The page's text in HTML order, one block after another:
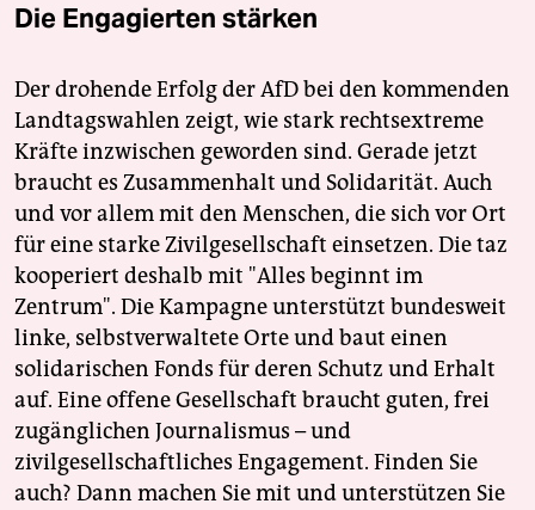
Die Engagierten stärken
Der drohende Erfolg der AfD bei den kommenden
Landtagswahlen zeigt, wie stark rechtsextreme
Kräfte inzwischen geworden sind. Gerade jetzt
braucht es Zusammenhalt und Solidarität. Auch
und vor allem mit den Menschen, die sich vor Ort
für eine starke Zivilgesellschaft einsetzen. Die taz
kooperiert deshalb mit "Alles beginnt im
Zentrum". Die Kampagne unterstützt bundesweit
linke, selbstverwaltete Orte und baut einen
solidarischen Fonds für deren Schutz und Erhalt
auf. Eine offene Gesellschaft braucht guten, frei
zugänglichen Journalismus – und
zivilgesellschaftliches Engagement. Finden Sie
auch? Dann machen Sie mit und unterstützen Sie